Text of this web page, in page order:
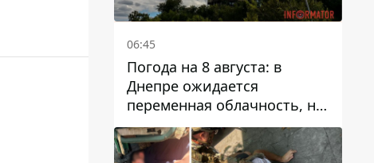
06:45
Погода на 8 августа: в
Днепре ожидается
переменная облачность, но
может пойти дождь